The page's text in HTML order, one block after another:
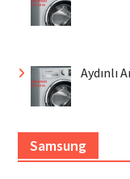
Aydınlı
Samsung